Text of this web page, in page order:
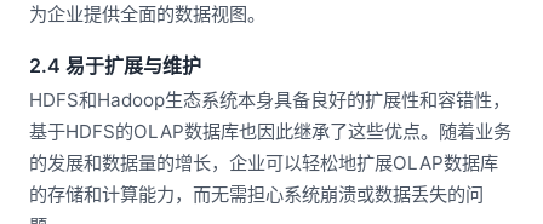
为企业提供全面的数据视图。
2.4 易于扩展与维护
HDFS和Hadoop生态系统本身具备良好的扩展性和容错性，
基于HDFS的OLAP数据库也因此继承了这些优点。随着业务
的发展和数据量的增长，企业可以轻松地扩展OLAP数据库
的存储和计算能力，而无需担心系统崩溃或数据丢失的问